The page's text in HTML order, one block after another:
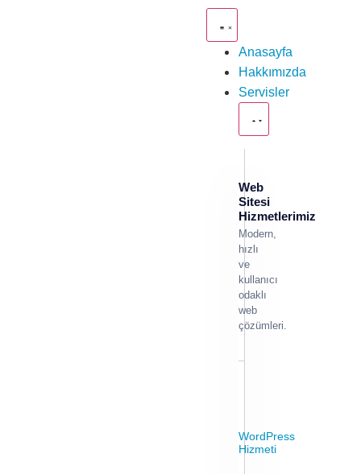
Anasayfa
Hakkımızda
Servisler
Web
Sitesi
Hizmetlerimiz
Modern,
hızlı
ve
kullanıcı
odaklı
web
çözümleri.
WordPress
Hizmeti